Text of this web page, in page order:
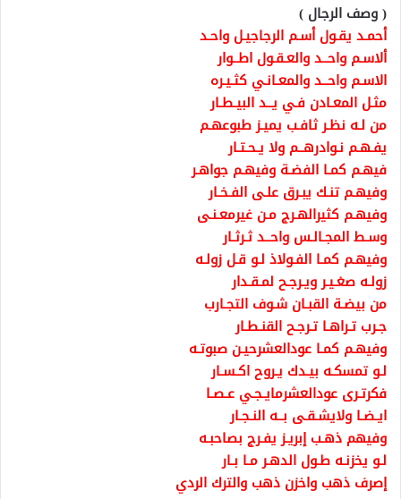
( وصف الرجال )
أحمـد يقـول أسـم الرجاجيـل واحـد
ألاسـم واحــد والعـقـول اطــوار
الاسـم واحــد والمعـانـي كثـيـره
مثـل المعـادن فـي يــد البيـطـار
من لـه نظـر ثافـب يميـز طبوعهـم
يفـهـم نـوادرهــم ولا يـحـتـار
فيهـم كمـا الفضـة وفيهـم جواهـر
وفيهـم تنـك يبـرق علـى الفـخـار
وفيهـم كثيرالهـرج مـن غيرمعـنـى
وسـط المجـالـس واحــد ثـرثـار
وفيهـم كمـا الفـولاذ لـو قـل زولـه
زولـه صغـيـر ويـرجـح لمـقـدار
من بيضـة القبـان شـوف التجـارب
جـرب تـراهـا تـرجـح القنـطـار
وفيهـم كمـا عودالعشرحيـن صبوتـه
لـو تمسكـه بيـدك يـروح اكـسـار
فكرتـرى عودالعشرمايـجـي عـصـا
ايـضـا ولايشـقـى بــه النـجـار
وفيهم ذهـب إبريـز يفـرج بصاحبـه
لـو يخزنـه طـول الدهـر مـا بـار
إصرف ذهب واخزن ذهب والترك الردي